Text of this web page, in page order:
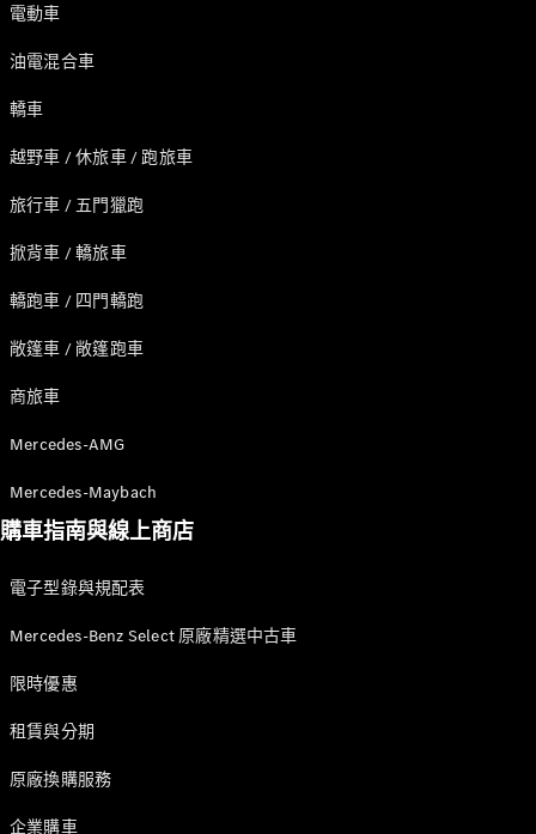
動平台
電動出行
永續策略
Mercedes
AMG
Private
MercedesTrophy
賓士國際高爾夫
電動車
油電混合車
轎車
越野車 / 休旅車 / 跑旅車
旅行車 / 五門獵跑
掀背車 / 轎旅車
轎跑車 / 四門轎跑
敞篷車 / 敞篷跑車
商旅車
Mercedes-AMG
Mercedes-Maybach
購車指南與線上商店
電子型錄與規配表
Mercedes-Benz Select 原廠精選中古車
限時優惠
租賃與分期
原廠換購服務
企業購車